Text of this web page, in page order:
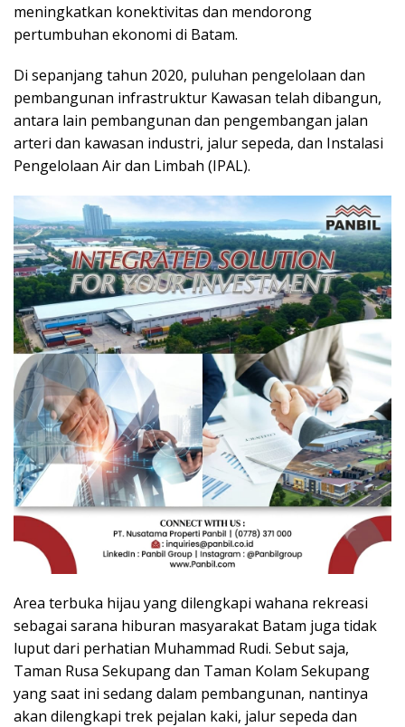
meningkatkan konektivitas dan mendorong
pertumbuhan ekonomi di Batam.
Di sepanjang tahun 2020, puluhan pengelolaan dan
pembangunan infrastruktur Kawasan telah dibangun,
antara lain pembangunan dan pengembangan jalan
arteri dan kawasan industri, jalur sepeda, dan Instalasi
Pengelolaan Air dan Limbah (IPAL).
Area terbuka hijau yang dilengkapi wahana rekreasi
sebagai sarana hiburan masyarakat Batam juga tidak
luput dari perhatian Muhammad Rudi. Sebut saja,
Taman Rusa Sekupang dan Taman Kolam Sekupang
yang saat ini sedang dalam pembangunan, nantinya
akan dilengkapi trek pejalan kaki, jalur sepeda dan